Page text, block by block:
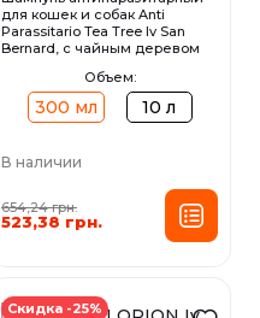
для кошек и собак Anti
Parassitario Tea Tree Iv San
Bernard, с чайным деревом
Объем:
300 мл 10 л
В наличии
654,24 грн.
523,38 грн.
Скидка -25%